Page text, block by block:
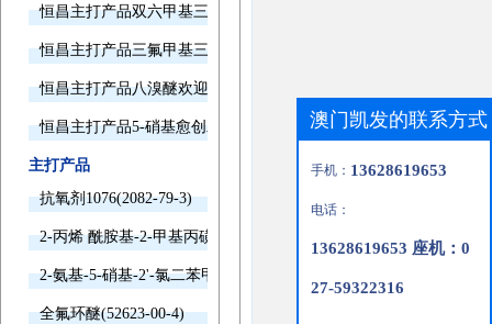
恒昌主打产品双六甲基三胺欢迎询价
恒昌主打产品三氟甲基三甲基硅烷欢迎询价
恒昌主打产品八溴醚欢迎询价
恒昌主打产品5-硝基愈创木酚钠欢迎询价
主打产品
抗氧剂1076(2082-79-3)
2-丙烯 酰胺基-2-甲基丙磺酸(15214-89-8)
2-氨基-5-硝基-2'-氯二苯甲酮(2011-66-7)
全氟环醚(52623-00-4)
澳门凯发的联系方式
手机： 13628619653
电话：
13628619653 座机：0
27-59322316